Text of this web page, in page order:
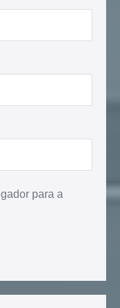
para a